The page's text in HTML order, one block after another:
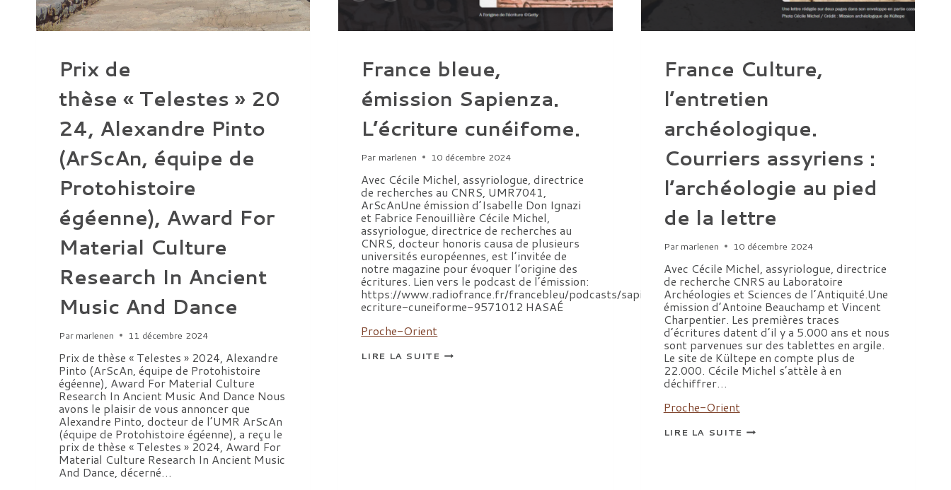
(ARSCAN,
Prix de
thèse « Telestes » 20
24, Alexandre Pinto
(ArScAn, équipe de
Protohistoire
égéenne), Award For
Material Culture
Research In Ancient
Music And Dance
Par marlenen 11 décembre 2024
Prix de thèse « Telestes » 2024, Alexandre
Pinto (ArScAn, équipe de Protohistoire
égéenne), Award For Material Culture
Research In Ancient Music And Dance Nous
avons le plaisir de vous annoncer que
Alexandre Pinto, docteur de l’UMR ArScAn
(équipe de Protohistoire égéenne), a reçu le
prix de thèse « Telestes » 2024, Award For
Material Culture Research In Ancient Music
And Dance, décerné…
France bleue,
émission Sapienza.
L’écriture cunéifome.
Par marlenen 10 décembre 2024
Avec Cécile Michel, assyriologue, directrice
de recherches au CNRS, UMR7041,
ArScAnUne émission d’Isabelle Don Ignazi
et Fabrice Fenouillière Cécile Michel,
assyriologue, directrice de recherches au
CNRS, docteur honoris causa de plusieurs
universités européennes, est l’invitée de
notre magazine pour évoquer l’origine des
écritures. Lien vers le podcast de l’émission:
https://www.radiofrance.fr/francebleu/podcasts/sapienza/l-
ecriture-cuneiforme-9571012 HASAÉ
Proche-Orient
LIRE LA SUITEFRANCE
BLEUE,
France Culture,
l’entretien
archéologique.
Courriers assyriens :
l’archéologie au pied
de la lettre
Par marlenen 10 décembre 2024
Avec Cécile Michel, assyriologue, directrice
de recherche CNRS au Laboratoire
Archéologies et Sciences de l’Antiquité.Une
émission d’Antoine Beauchamp et Vincent
Charpentier. Les premières traces
d’écritures datent d’il y a 5.000 ans et nous
sont parvenues sur des tablettes en argile.
Le site de Kültepe en compte plus de
22.000. Cécile Michel s’attèle à en
déchiffrer…
Proche-Orient
LIRE LA SUITEFRANCE
CULTURE,